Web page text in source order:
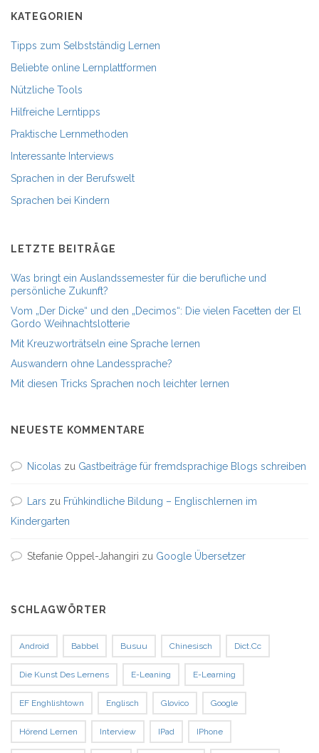
KATEGORIEN
Tipps zum Selbstständig Lernen
Beliebte online Lernplattformen
Nützliche Tools
Hilfreiche Lerntipps
Praktische Lernmethoden
Interessante Interviews
Sprachen in der Berufswelt
Sprachen bei Kindern
LETZTE BEITRÄGE
Was bringt ein Auslandssemester für die berufliche und
persönliche Zukunft?
Vom „Der Dicke“ und den „Decimos“: Die vielen Facetten der El
Gordo Weihnachtslotterie
Mit Kreuzworträtseln eine Sprache lernen
Auswandern ohne Landessprache?
Mit diesen Tricks Sprachen noch leichter lernen
NEUESTE KOMMENTARE
Nicolas zu Gastbeiträge für fremdsprachige Blogs schreiben
Lars zu Frühkindliche Bildung – Englischlernen im
Kindergarten
Stefanie Oppel-Jahangiri zu Google Übersetzer
SCHLAGWÖRTER
Android Babbel Busuu Chinesisch Dict.cc
Die Kunst Des Lernens E-Leaning E-Learning
EF Enghlishtown Englisch Glovico Google
Hörend Lernen Interview IPad IPhone